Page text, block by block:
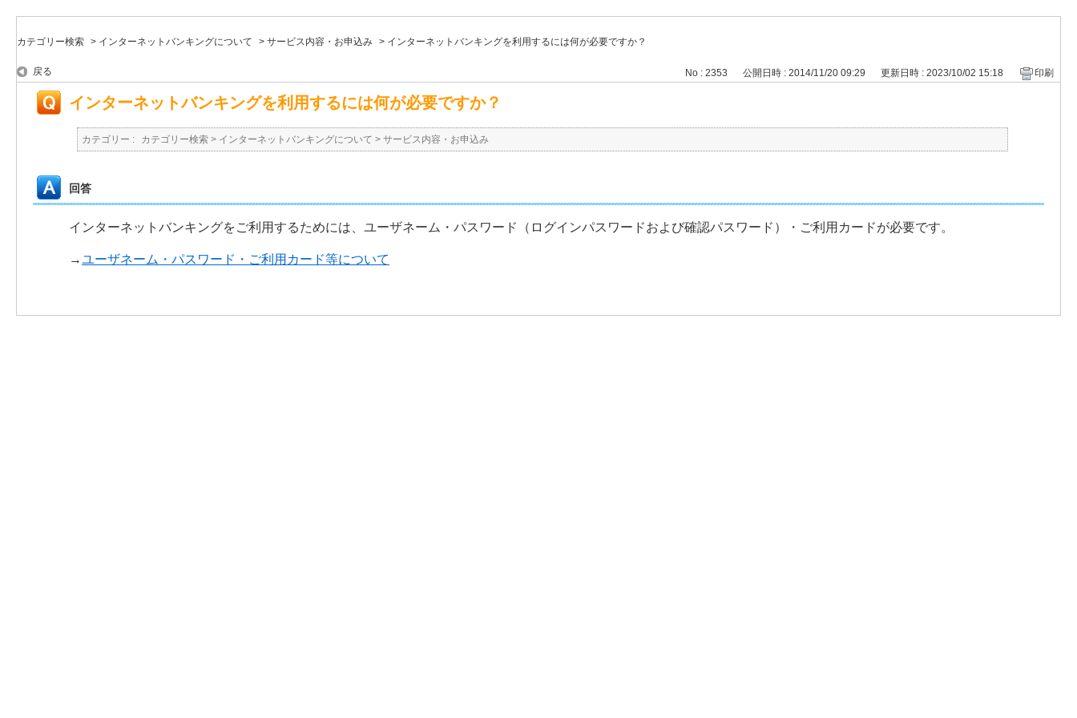
カテゴリー検索 > インターネットバンキングについて > サービス内容・お申込み > インターネットバンキングを利用するには何が必要ですか？
戻る No : 2353 公開日時 : 2014/11/20 09:29 更新日時 : 2023/10/02 15:18 印刷
インターネットバンキングを利用するには何が必要ですか？
カテゴリー : カテゴリー検索 > インターネットバンキングについて > サービス内容・お申込み
回答
インターネットバンキングをご利用するためには、ユーザネーム・パスワード（ログインパスワードおよび確認パスワード）・ご利用カードが必要です。
→ユーザネーム・パスワード・ご利用カード等について